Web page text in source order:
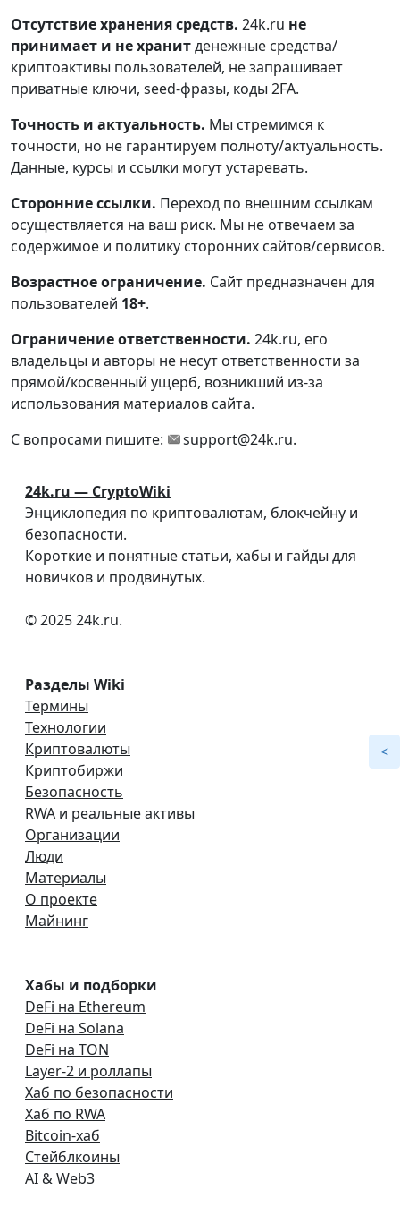
Отсутствие хранения средств. 24k.ru не
принимает и не хранитденежные средства/
криптоактивы пользователей, не запрашивает
приватные ключи, seed-фразы, коды 2FA.
Точность и актуальность. Мы стремимся к
точности, но не гарантируем полноту/актуальность.
Данные, курсы и ссылки могут устаревать.
Сторонние ссылки. Переход по внешним ссылкам
осуществляется на ваш риск. Мы не отвечаем за
содержимое и политику сторонних сайтов/сервисов.
Возрастное ограничение. Сайт предназначен для
пользователей 18+.
Ограничение ответственности. 24k.ru, его
владельцы и авторы не несут ответственности за
прямой/косвенный ущерб, возникший из-за
использования материалов сайта.
С вопросами пишите:
support@24k.ru.
24k.ru — CryptoWiki
Энциклопедия по криптовалютам, блокчейну и
безопасности.
Короткие и понятные статьи, хабы и гайды для
новичков и продвинутых.
© 2025 24k.ru.
Разделы Wiki
Термины
Технологии
Криптовалюты
Криптобиржи
Безопасность
RWA и реальные активы
Организации
Люди
Материалы
О проекте
Майнинг
Хабы и подборки
DeFi на Ethereum
DeFi на Solana
DeFi на TON
Layer-2 и роллапы
Хаб по безопасности
Хаб по RWA
Bitcoin-хаб
Стейблкоины
AI & Web3